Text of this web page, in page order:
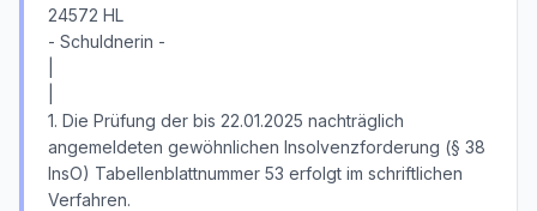
24572 HL
- Schuldnerin -
1. Die Prüfung der bis 22.01.2025 nachträglich
angemeldeten gewöhnlichen Insolvenzforderung (§ 38
InsO) Tabellenblattnummer 53 erfolgt im schriftlichen
Verfahren.